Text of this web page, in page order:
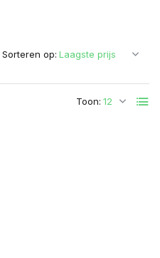
Toon:
Sorteren op: